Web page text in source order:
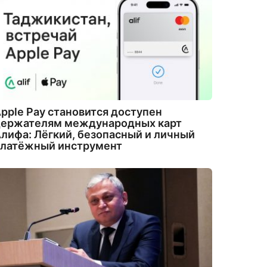
Pay становится доступен
международных карт
Лёгкий, безопасный и личный
инструмент